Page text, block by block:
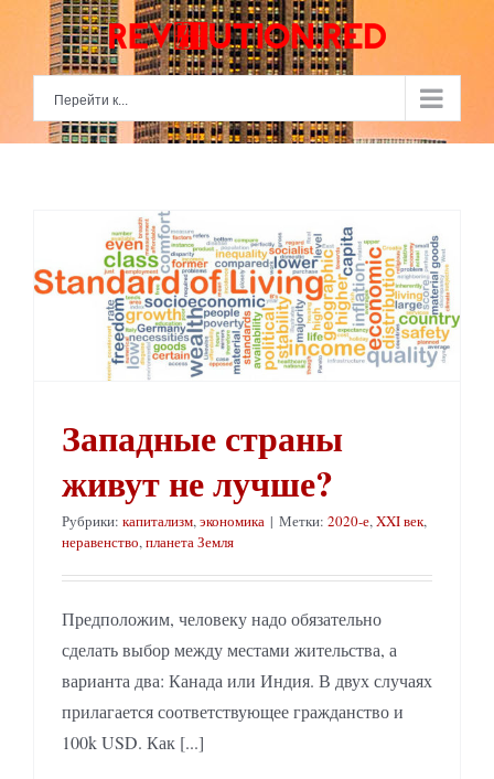
content
Перейти к...
Западные страны
живут не лучше?
Рубрики: капитализм,экономика | Метки: 2020-е,XXI век,
неравенство,планета Земля
Предположим, человеку надо обязательно
сделать выбор между местами жительства, а
варианта два: Канада или Индия. В двух случаях
прилагается соответствующее гражданство и
100k USD. Как [...]